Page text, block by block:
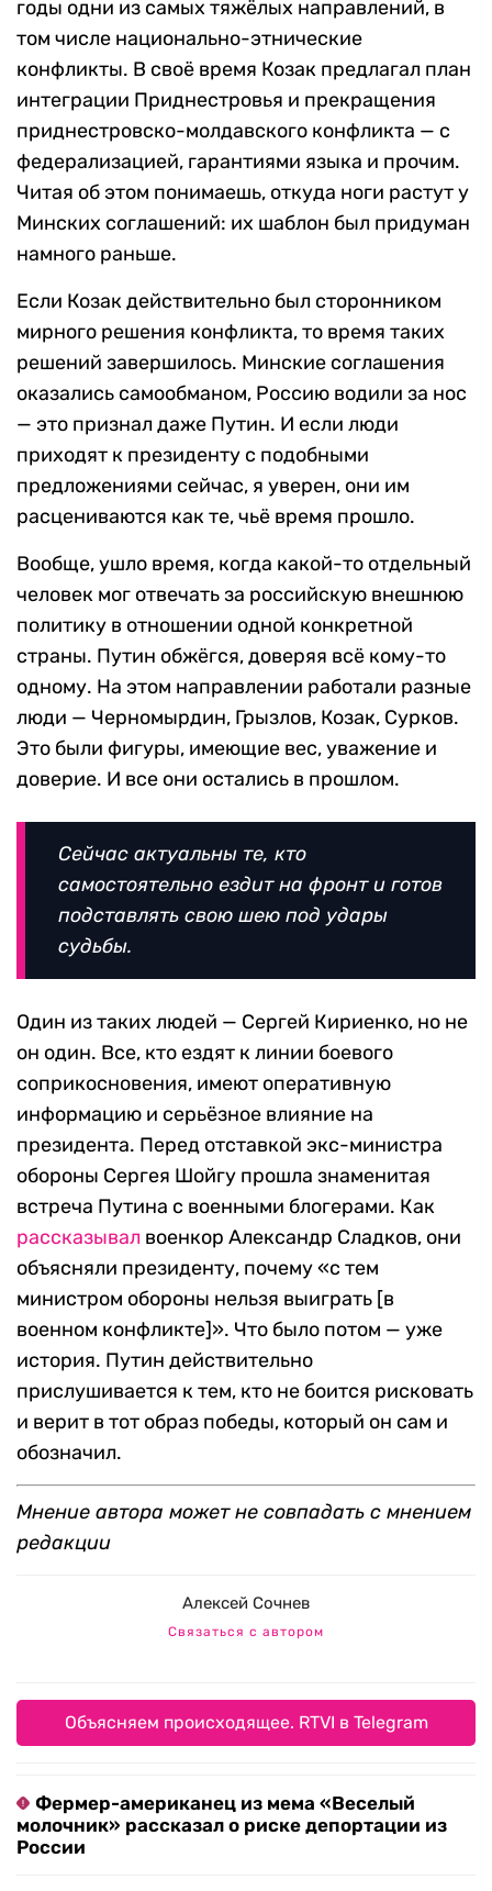
годы одни из самых тяжёлых направлений, в
том числе национально-этнические
конфликты. В своё время Козак предлагал план
интеграции Приднестровья и прекращения
приднестровско-молдавского конфликта — с
федерализацией, гарантиями языка и прочим.
Читая об этом понимаешь, откуда ноги растут у
Минских соглашений: их шаблон был придуман
намного раньше.
Если Козак действительно был сторонником
мирного решения конфликта, то время таких
решений завершилось. Минские соглашения
оказались самообманом, Россию водили за нос
— это признал даже Путин. И если люди
приходят к президенту с подобными
предложениями сейчас, я уверен, они им
расцениваются как те, чьё время прошло.
Вообще, ушло время, когда какой-то отдельный
человек мог отвечать за российскую внешнюю
политику в отношении одной конкретной
страны. Путин обжёгся, доверяя всё кому-то
одному. На этом направлении работали разные
люди — Черномырдин, Грызлов, Козак, Сурков.
Это были фигуры, имеющие вес, уважение и
доверие. И все они остались в прошлом.
Сейчас актуальны те, кто
самостоятельно ездит на фронт и готов
подставлять свою шею под удары
судьбы.
Один из таких людей — Сергей Кириенко, но не
он один. Все, кто ездят к линии боевого
соприкосновения, имеют оперативную
информацию и серьёзное влияние на
президента. Перед отставкой экс-министра
обороны Сергея Шойгу прошла знаменитая
встреча Путина с военными блогерами. Как
рассказывал военкор Александр Сладков, они
объясняли президенту, почему «с тем
министром обороны нельзя выиграть [в
военном конфликте]». Что было потом — уже
история. Путин действительно
прислушивается к тем, кто не боится рисковать
и верит в тот образ победы, который он сам и
обозначил.
Мнение автора может не совпадать с мнением
редакции
Алексей Сочнев
Связаться с автором
Объясняем происходящее. RTVI в Telegram
Фермер-американец из мема «Веселый
молочник» рассказал о риске депортации из
России